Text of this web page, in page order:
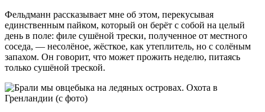
Фельдманн рассказывает мне об этом, перекусывая
единственным пайком, который он берёт с собой на целый
день в поле: филе сушёной трески, полученное от местного
соседа, — несолёное, жёсткое, как утеплитель, но с солёным
запахом. Он говорит, что может прожить неделю, питаясь
только сушёной треской.